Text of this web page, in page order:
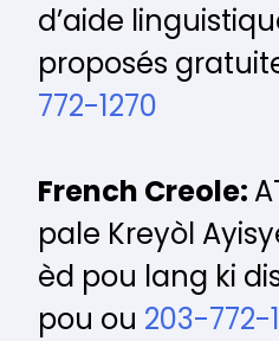
d’aide
proposés
772-1270
French Creole:
pale Kreyòl
èd pou lang ki
pou ou 203-772-